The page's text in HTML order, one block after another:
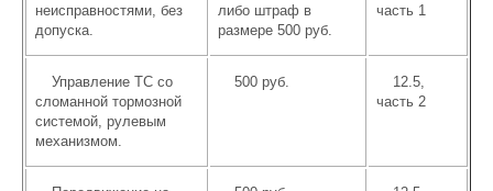
неисправностями, без
допуска.
либо штраф в
размере 500 руб.
часть 1
Управление ТС со
сломанной тормозной
системой, рулевым
механизмом.
500 руб.
12.5,
часть 2